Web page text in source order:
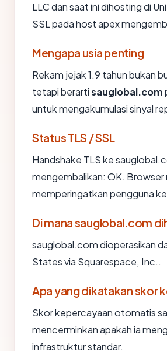
LLC dan saat ini dihosting di
SSL pada host apex
Mengapa usia penting
Rekam jejak 1.9 tahun bukan
tetapi berartisauglobal.com
untuk mengakumulasi sinyal
Status TLS / SSL
Handshake TLS ke
mengembalikan: OK. Browser
memperingatkan pengguna
Di mana sauglobal.com
sauglobal.com dioperasikan
States via Squarespace, Inc..
Apa yang dikatakan skor
Skor kepercayaan otomatis
mencerminkan apakah ia
infrastruktur standar.